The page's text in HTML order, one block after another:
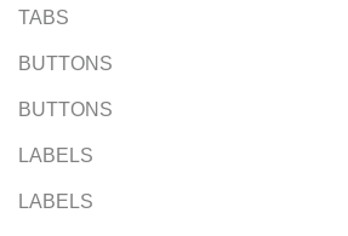
TABS
BUTTONS
BUTTONS
LABELS
LABELS